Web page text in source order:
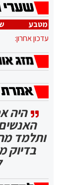
מטבע
עדכון אחרון:
היה
ותלמד
בדיוק